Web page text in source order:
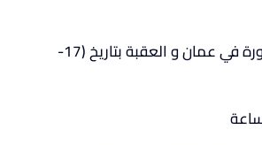
تم عقد هذه الدورة في عمان و العقبة بتاريخ (17-